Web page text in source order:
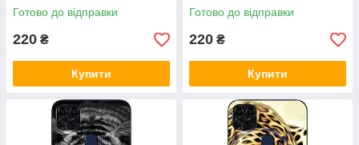
Готово до відправки
220 ₴
Купити
Готово до відправки
220 ₴
Купити